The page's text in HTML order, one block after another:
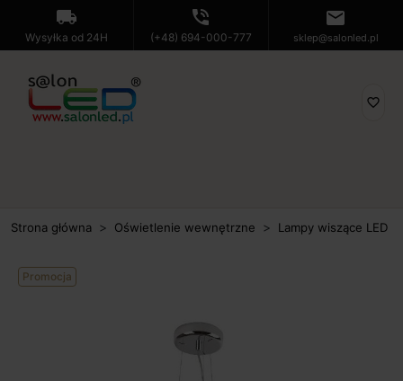
local_shipping
Wysyłka od 24H
phone_in_talk
(+48) 694-000-777
mail
sklep@salonled.pl
favorite_border
Strona główna Oświetlenie wewnętrzne Lampy wiszące LED
Promocja